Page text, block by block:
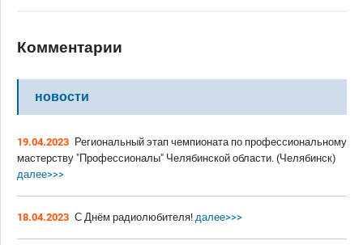
Комментарии
новости
19.04.2023 Региональный этап чемпионата по профессиональному
мастерству "Профессионалы" Челябинской области. (Челябинск)
далее>>>
18.04.2023 С Днём радиолюбителя! далее>>>